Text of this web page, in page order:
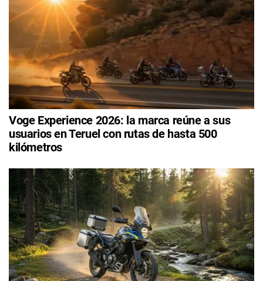
Voge Experience 2026: la marca reúne a sus
usuarios en Teruel con rutas de hasta 500
kilómetros